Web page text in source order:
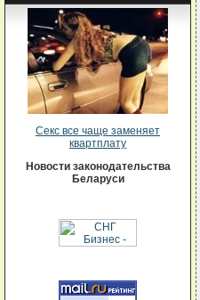
Секс все чаще заменяет
квартплату
Новости законодательства
Беларуси